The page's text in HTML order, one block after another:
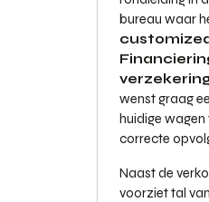
bureau waar
wenst graag
huidige
correcte
Naast de
voorziet tal